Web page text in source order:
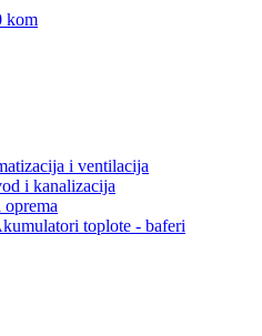
kom
i ventilacija
i kanalizacija
oprema
toplote - baferi